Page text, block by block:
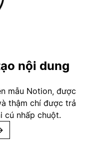
nội dung
mẫu Notion, được
thậm chí được trả
cú nhấp chuột.